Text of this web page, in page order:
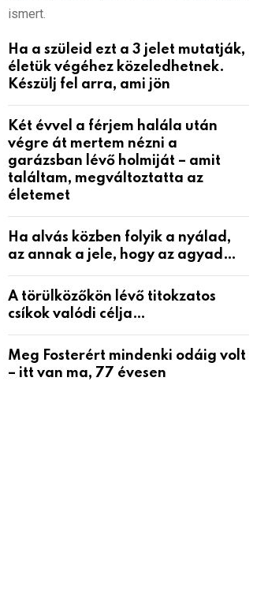
ismert.
Ha a szüleid ezt a 3 jelet mutatják,
életük végéhez közeledhetnek.
Készülj fel arra, ami jön
Két évvel a férjem halála után
végre át mertem nézni a
garázsban lévő holmiját – amit
találtam, megváltoztatta az
életemet
Ha alvás közben folyik a nyálad,
az annak a jele, hogy az agyad…
A törülközőkön lévő titokzatos
csíkok valódi célja…
Meg Fosterért mindenki odáig volt
– itt van ma, 77 évesen